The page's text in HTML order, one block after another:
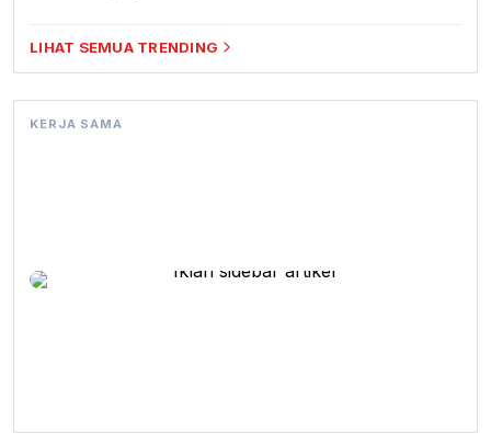
LIHAT SEMUA TRENDING
KERJA SAMA